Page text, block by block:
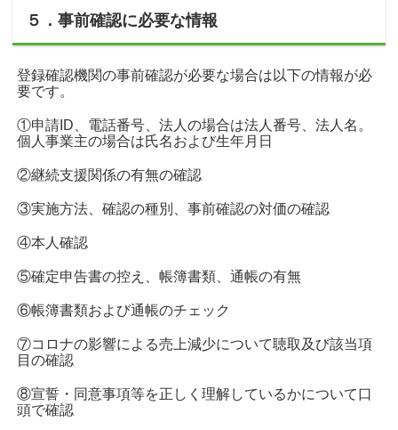
５．事前確認に必要な情報
登録確認機関の事前確認が必要な場合は以下の情報が必
要です。
①申請ID、電話番号、法人の場合は法人番号、法人名。
個人事業主の場合は氏名および生年月日
②継続支援関係の有無の確認
③実施方法、確認の種別、事前確認の対価の確認
④本人確認
⑤確定申告書の控え、帳簿書類、通帳の有無
⑥帳簿書類および通帳のチェック
⑦コロナの影響による売上減少について聴取及び該当項
目の確認
⑧宣誓・同意事項等を正しく理解しているかについて口
頭で確認